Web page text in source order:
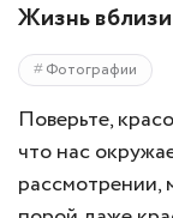
Жизнь
Фотографии
Поверьте,
что нас
рассмотрении,